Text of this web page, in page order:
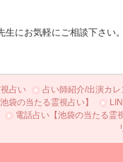
にお気軽にご相談下さい。
占い 占い師紹介/出演カレ
袋の当たる霊視占い】
電話占い【池袋の当たる霊